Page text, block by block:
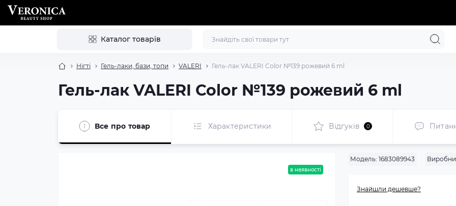
Каталог товарів
Нігті Гель-лаки, бази, топи VALERI Гель-лак VALERI Color №139 рожевий 6 ml
Гель-лак VALERI Color №139 рожевий 6 ml
Все про товар Характеристики Відгуків 0
в наявності
Модель: 1683089943
Знайшли дешевше?